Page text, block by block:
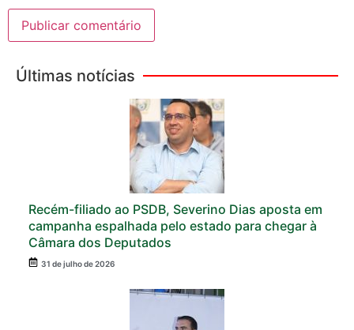
Últimas notícias
Recém-filiado ao PSDB, Severino Dias aposta em
campanha espalhada pelo estado para chegar à
Câmara dos Deputados
31 de julho de 2026